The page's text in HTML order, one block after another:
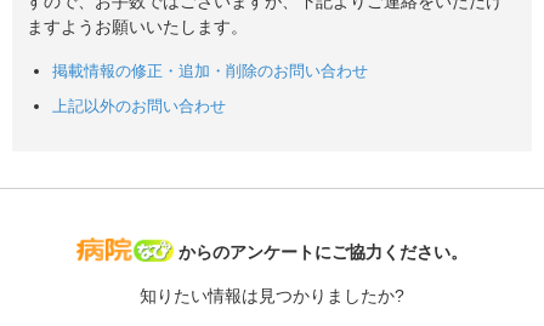
ますようお願いいたします。
掲載情報の修正・追加・削除のお問い合わせ
上記以外のお問い合わせ
病院なび
からのアンケートにご協力ください。
知りたい情報は見つかりましたか?